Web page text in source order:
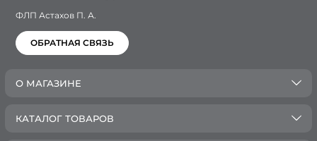
ФЛП Астахов П. А.
ОБРАТНАЯ СВЯЗЬ
О МАГАЗИНЕ
КАТАЛОГ ТОВАРОВ